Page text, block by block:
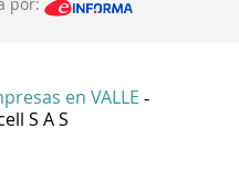
en VALLE -
S A S